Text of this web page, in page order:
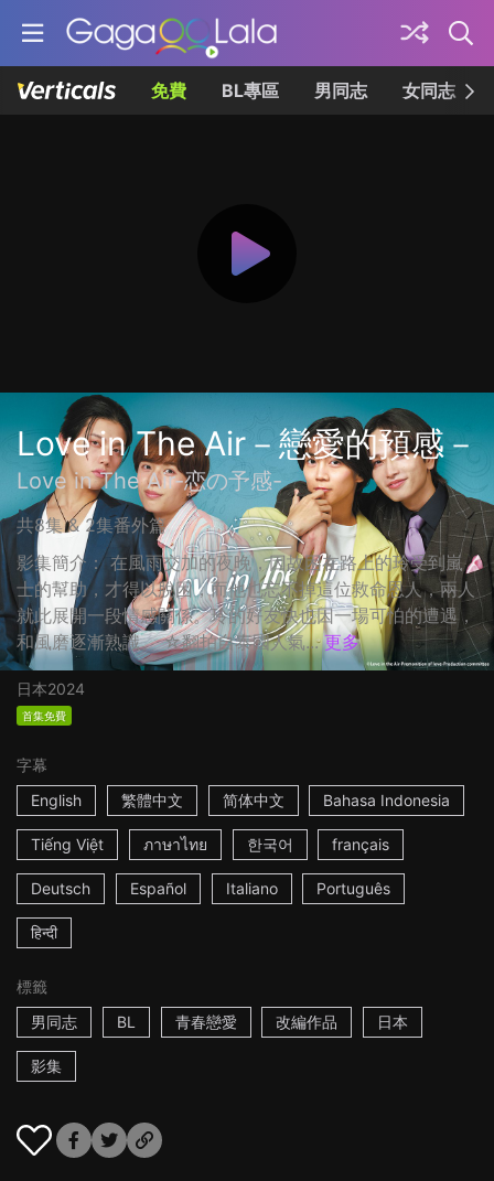
免費 BL專區 男同志 女同志
Love in The Air－戀愛的預感－
Love in The Air-恋の予感-
共8集 & 2集番外篇
影集簡介： 在風雨交加的夜晚，因故困在路上的玲受到嵐
士的幫助，才得以脫困，而他也忘不掉這位救命恩人，兩人
就此展開一段情感關係。玲的好友快也因一場可怕的遭遇，
和風磨逐漸熟識。 ☆翻拍自泰國人氣... 更多
日本2024
首集免費
字幕
English
繁體中文 简体中文 Bahasa Indonesia
Tiếng Việt ภาษาไทย 한국어 français
Deutsch Español Italiano Português
हिन्दी
標籤
男同志
BL 青春戀愛 改編作品 日本
影集